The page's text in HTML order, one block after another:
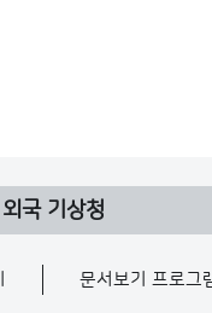
외국 기상청
문서보기 프로그